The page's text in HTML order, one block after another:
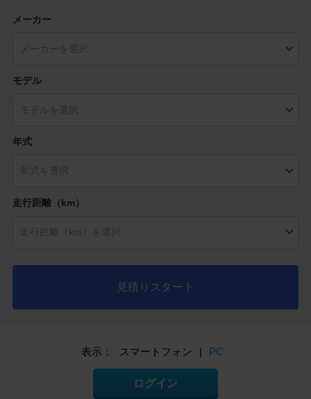
メーカー
モデル
年式
走行距離（km）
見積りスタート
表示： スマートフォン | PC
ログイン